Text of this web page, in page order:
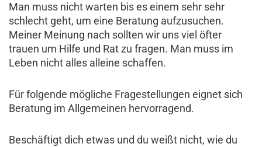
Man muss nicht warten bis es einem sehr sehr
schlecht geht, um eine Beratung aufzusuchen.
Meiner Meinung nach sollten wir uns viel öfter
trauen um Hilfe und Rat zu fragen. Man muss im
Leben nicht alles alleine schaffen.
Für folgende mögliche Fragestellungen eignet sich
Beratung im Allgemeinen hervorragend.
Beschäftigt dich etwas und du weißt nicht, wie du